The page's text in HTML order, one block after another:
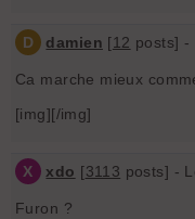
D damien [12 posts] -
Ca marche mieux
[img][/img]
X xdo [3113 posts] -
Furon ?